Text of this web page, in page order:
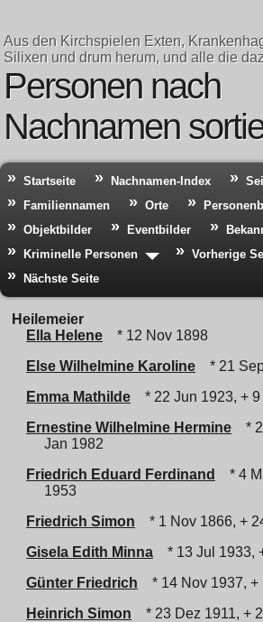
Aus den Kirchspielen Exten,
Silixen und drum herum, und alle die
Personen nach
Nachnamen
Startseite Nachnamen-Index
Familiennamen
Orte
Objektbilder
Eventbilder
Kriminelle Personen
Vorherige
Nächste Seite
Heilemeier
Ella Helene
* 12 Nov 1898
Else Wilhelmine Karoline
* 21
Emma Mathilde
* 22 Jun 1923, +
Ernestine Wilhelmine Hermine
*
Jan 1982
Friedrich Eduard Ferdinand
* 4
1953
Friedrich Simon
* 1 Nov 1866, +
Gisela Edith Minna
* 13 Jul 1933,
Günter Friedrich
* 14 Nov 1937, +
Heinrich Simon
* 23 Dez 1911, +